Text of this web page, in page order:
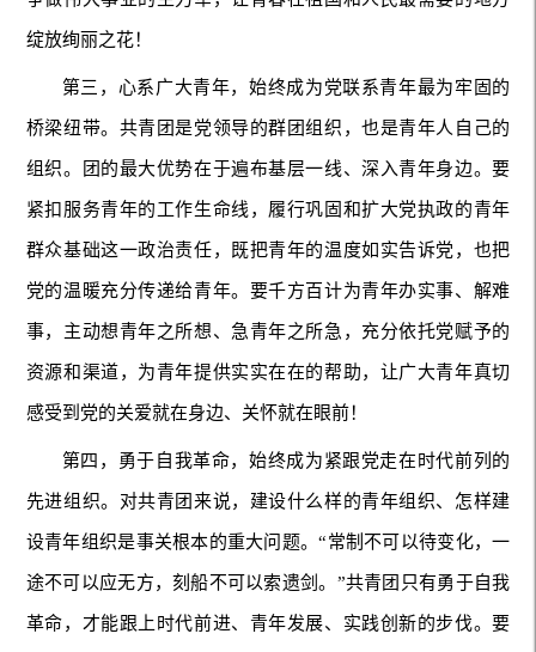
绽放绚丽之花！
第三，心系广大青年，始终成为党联系青年最为牢固的
桥梁纽带。共青团是党领导的群团组织，也是青年人自己的
组织。团的最大优势在于遍布基层一线、深入青年身边。要
紧扣服务青年的工作生命线，履行巩固和扩大党执政的青年
群众基础这一政治责任，既把青年的温度如实告诉党，也把
党的温暖充分传递给青年。要千方百计为青年办实事、解难
事，主动想青年之所想、急青年之所急，充分依托党赋予的
资源和渠道，为青年提供实实在在的帮助，让广大青年真切
感受到党的关爱就在身边、关怀就在眼前！
第四，勇于自我革命，始终成为紧跟党走在时代前列的
先进组织。对共青团来说，建设什么样的青年组织、怎样建
设青年组织是事关根本的重大问题。“常制不可以待变化，一
途不可以应无方，刻船不可以索遗剑。”共青团只有勇于自我
革命，才能跟上时代前进、青年发展、实践创新的步伐。要